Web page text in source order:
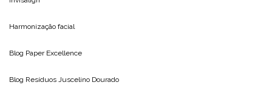
Harmonização facial
Blog Paper Excellence
Blog Resíduos Juscelino Dourado